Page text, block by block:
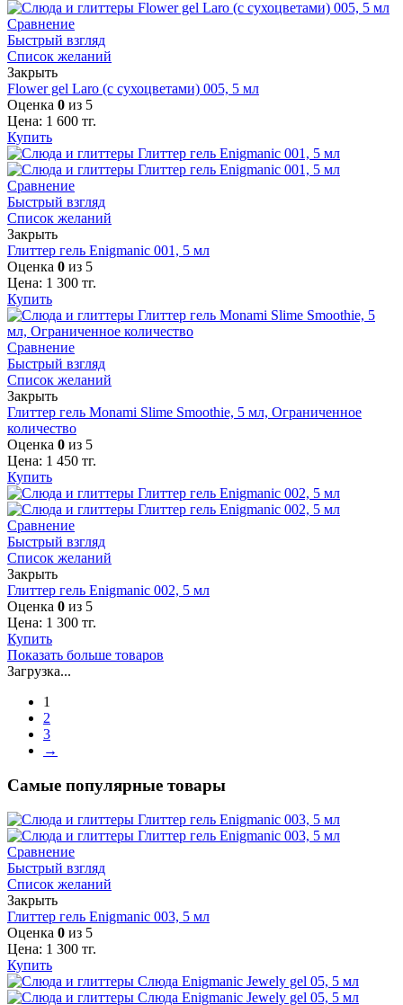
Сравнение
Быстрый взгляд
Список желаний
Закрыть
Flower gel Laro (с сухоцветами) 005, 5 мл
Оценка 0 из 5
Цена: 1 600 тг.
Купить
Сравнение
Быстрый взгляд
Список желаний
Закрыть
Глиттер гель Enigmanic 001, 5 мл
Оценка 0 из 5
Цена: 1 300 тг.
Купить
Сравнение
Быстрый взгляд
Список желаний
Закрыть
Глиттер гель Monami Slime Smoothie, 5 мл, Ограниченное
количество
Оценка 0 из 5
Цена: 1 450 тг.
Купить
Сравнение
Быстрый взгляд
Список желаний
Закрыть
Глиттер гель Enigmanic 002, 5 мл
Оценка 0 из 5
Цена: 1 300 тг.
Купить
Показать больше товаров
Загрузка...
1
2
3
→
Самые популярные товары
Сравнение
Быстрый взгляд
Список желаний
Закрыть
Глиттер гель Enigmanic 003, 5 мл
Оценка 0 из 5
Цена: 1 300 тг.
Купить